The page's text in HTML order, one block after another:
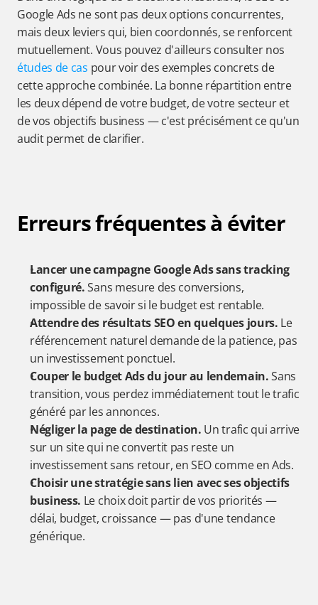
Google Ads ne sont pas deux options concurrentes,
mais deux leviers qui, bien coordonnés, se renforcent
études de cas pour voir des exemples concrets de
cette approche combinée. La bonne répartition entre
les deux dépend de votre budget, de votre secteur et
de vos objectifs business — c'est précisément ce qu'un
audit permet de clarifier.
Erreurs fréquentes à éviter
Lancer une campagne Google Ads sans tracking
configuré. Sans mesure des conversions,
impossible de savoir si le budget est rentable.
Attendre des résultats SEO en quelques jours. Le
référencement naturel demande de la patience, pas
un investissement ponctuel.
Couper le budget Ads du jour au lendemain. Sans
transition, vous perdez immédiatement tout le trafic
généré par les annonces.
Négliger la page de destination. Un trafic qui arrive
sur un site qui ne convertit pas reste un
investissement sans retour, en SEO comme en Ads.
Choisir une stratégie sans lien avec ses objectifs
business. Le choix doit partir de vos priorités —
délai, budget, croissance — pas d'une tendance
générique.